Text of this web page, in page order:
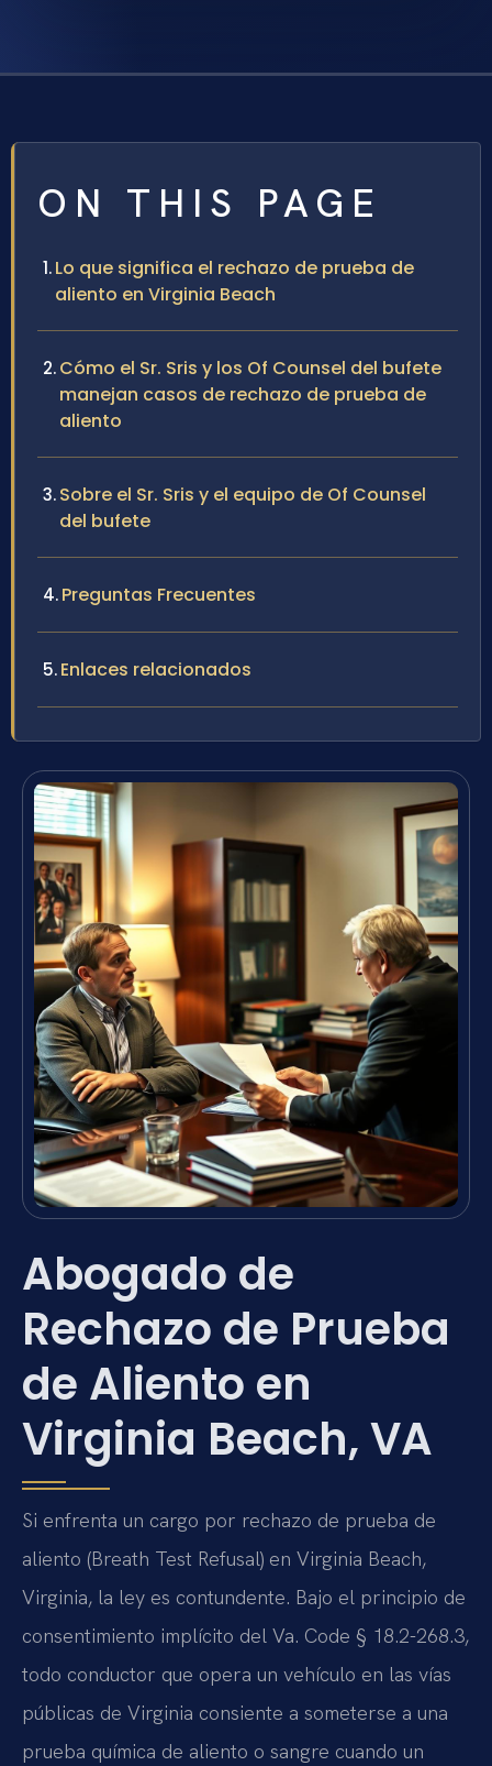
ON THIS PAGE
Lo que significa el rechazo de prueba de
aliento en Virginia Beach
Cómo el Sr. Sris y los Of Counsel del bufete
manejan casos de rechazo de prueba de
aliento
Sobre el Sr. Sris y el equipo de Of Counsel
del bufete
Preguntas Frecuentes
Enlaces relacionados
Abogado de
Rechazo de Prueba
de Aliento en
Virginia Beach, VA
Si enfrenta un cargo por rechazo de prueba de
aliento (Breath Test Refusal) en Virginia Beach,
Virginia, la ley es contundente. Bajo el principio de
consentimiento implícito del Va. Code § 18.2-268.3,
todo conductor que opera un vehículo en las vías
públicas de Virginia consiente a someterse a una
prueba química de aliento o sangre cuando un